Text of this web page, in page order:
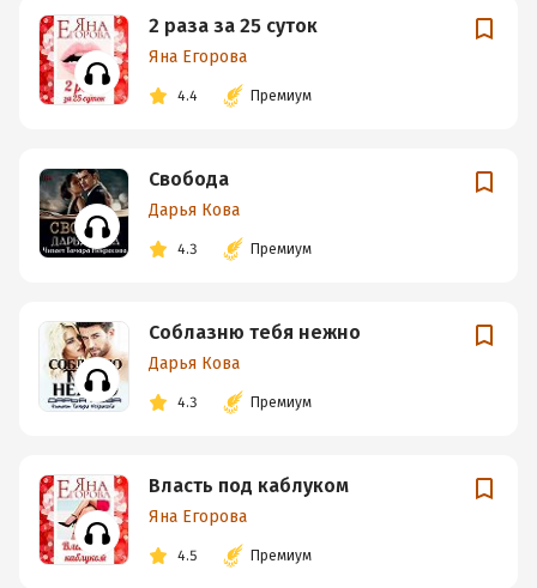
2 раза за 25 суток
Яна Егорова
4.4 Премиум
Свобода
Дарья Кова
4.3 Премиум
Соблазню тебя нежно
Дарья Кова
4.3 Премиум
Власть под каблуком
Яна Егорова
4.5 Премиум